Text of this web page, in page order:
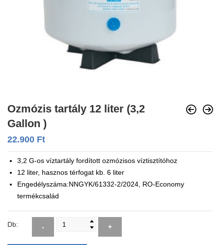
Ozmózis tartály 12 liter (3,2
Gallon )
22.900 Ft
3,2 G-os víztartály fordított ozmózisos víztisztítóhoz
12 liter, hasznos térfogat kb. 6 liter
Engedélyszáma:NNGYK/61332-2/2024, RO-Economy
termékcsalád
-
Db: +